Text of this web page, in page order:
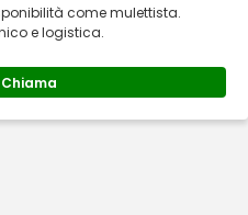
come mulettista.
e logistica.
Chiama